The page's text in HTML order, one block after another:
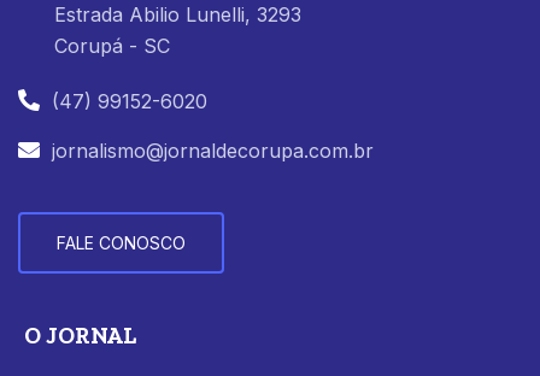
Estrada Abilio Lunelli, 3293
Corupá - SC
(47) 99152-6020
jornalismo@jornaldecorupa.com.br
FALE CONOSCO
O JORNAL